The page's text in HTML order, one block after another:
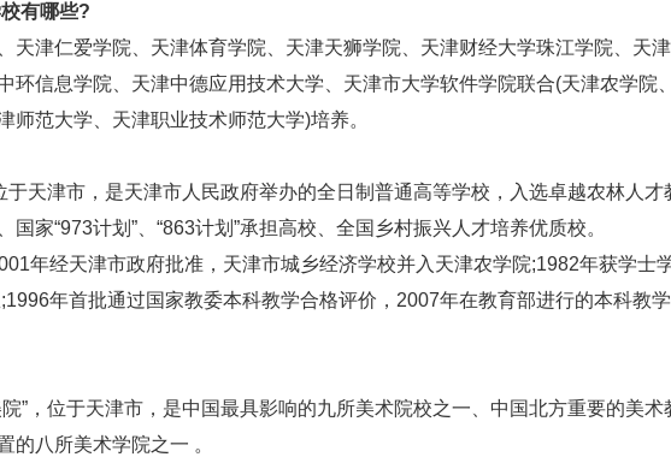
有哪些?
津仁爱学院、天津体育学院、天津天狮学院、天津财经大学珠江学院、天
环信息学院、天津中德应用技术大学、天津市大学软件学院联合(天津农学院
师范大学、天津职业技术师范大学)培养。
天津市，是天津市人民政府举办的全日制普通高等学校，入选卓越农林人才
家“973计划”、“863计划”承担高校、全国乡村振兴人才培养优质校。
经天津市政府批准，天津市城乡经济学校并入天津农学院;1982年获学士
年首批通过国家教委本科教学合格评价，2007年在教育部进行的本科教
，位于天津市，是中国最具影响的九所美术院校之一、中国北方重要的美术
的八所美术学院之一 。